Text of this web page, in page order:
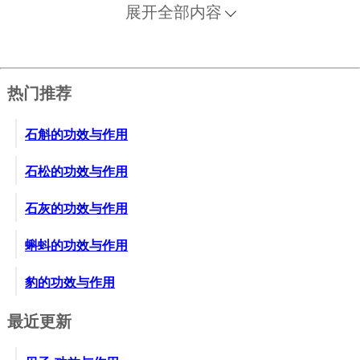
展开全部内容
热门推荐
石斛的功效与作用
石松的功效与作用
石灰的功效与作用
蝌蚪的功效与作用
豹的功效与作用
最近更新